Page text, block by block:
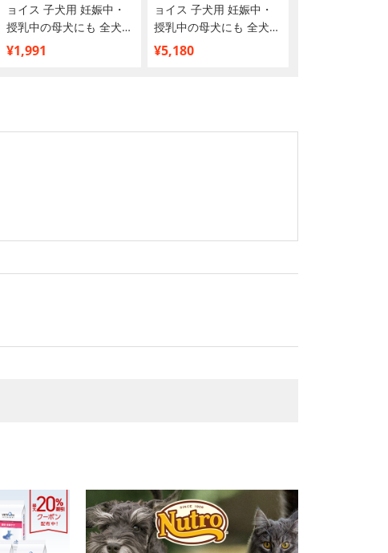
ョイス 子犬用 妊娠中・
授乳中の母犬にも 全犬種
用 ラム＆玄米 1kg
¥1,991
ョイス 子犬用 妊娠中・
授乳中の母犬にも 全犬種
用 ラム＆玄米 3kg
¥5,180